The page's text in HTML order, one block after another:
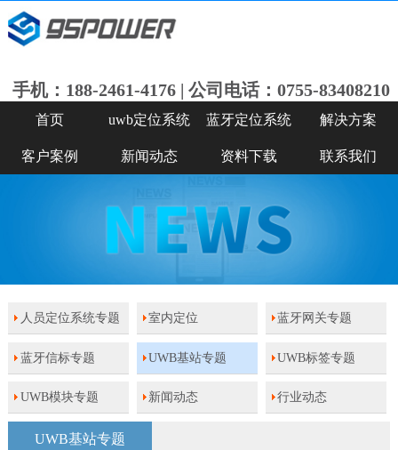
手机：188-2461-4176 | 公司电话：0755-83408210
首页 uwb定位系统 蓝牙定位系统 解决方案
客户案例 新闻动态 资料下载 联系我们
人员定位系统专题 室内定位 蓝牙网关专题
蓝牙信标专题 UWB基站专题 UWB标签专题
UWB模块专题 新闻动态 行业动态
UWB基站专题